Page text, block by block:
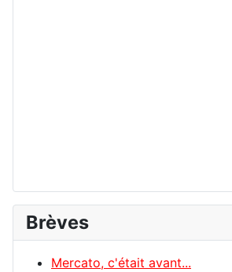
Brèves
Mercato, c'était avant...